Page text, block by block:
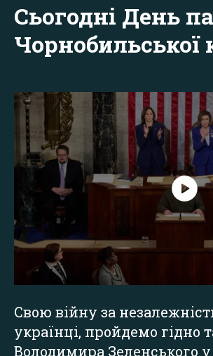
Сьогодні День
Чорнобильської
Свою війну за
українці, пройдемо гідно
Володимира Зеленського у